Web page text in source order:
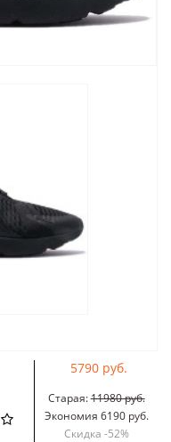
5790 руб.
Старая:11980 руб.
Экономия 6190 руб.
Скидка -52%